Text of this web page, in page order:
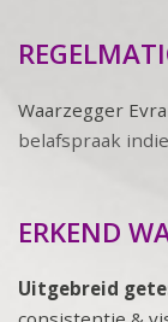
Waarzegger
belafspraak
ERKEND
Uitgebreid